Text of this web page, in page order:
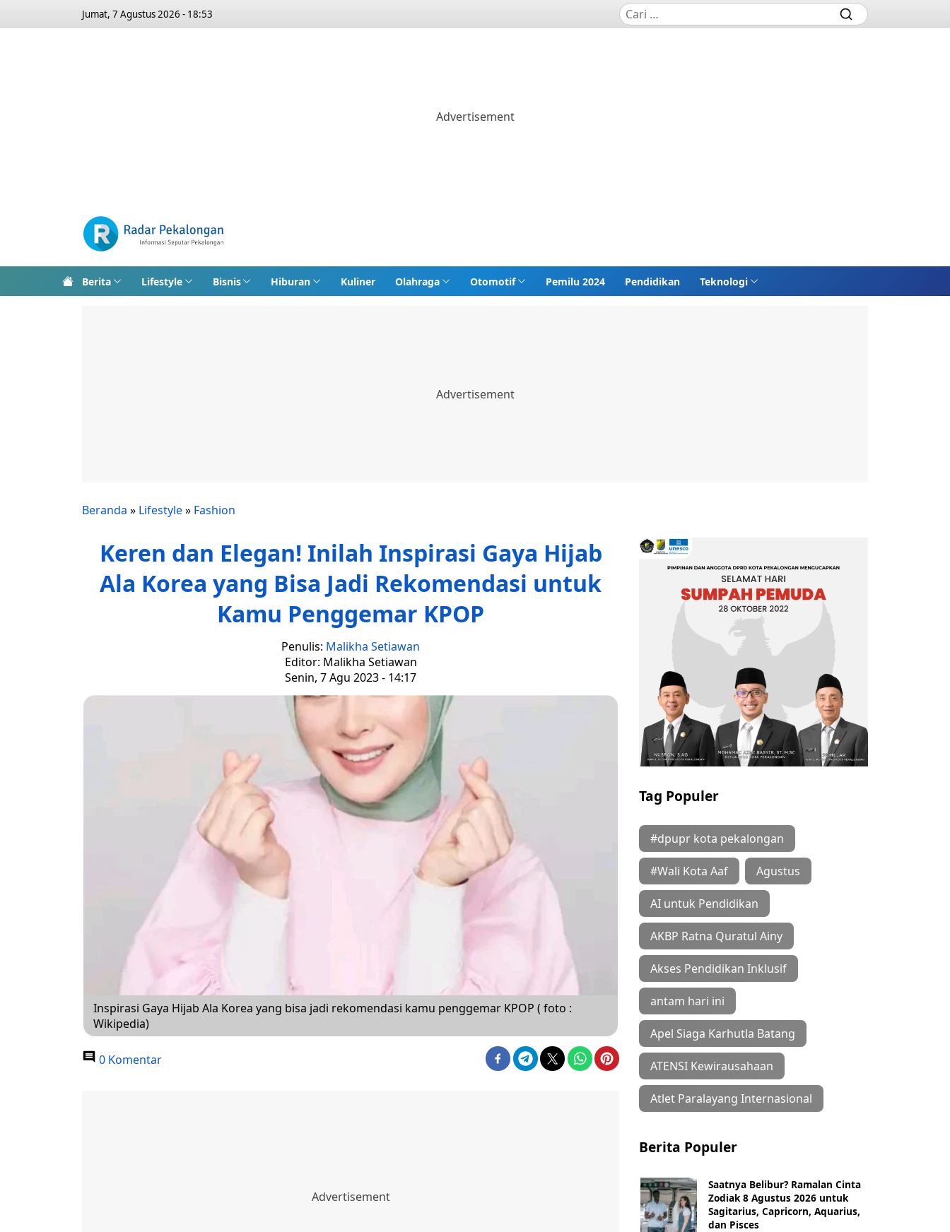
Jumat, 7 Agustus 2026 - 18:53
Berita Lifestyle Bisnis Hiburan Kuliner Olahraga Otomotif Pemilu 2024 Pendidikan Teknologi
Beranda » Lifestyle» Fashion
Keren dan Elegan! Inilah Inspirasi Gaya Hijab
Ala Korea yang Bisa Jadi Rekomendasi untuk
Kamu Penggemar KPOP
Penulis: Malikha Setiawan
Editor: Malikha Setiawan
Senin, 7 Agu 2023 - 14:17
Inspirasi Gaya Hijab Ala Korea yang bisa jadi rekomendasi kamu penggemar KPOP ( foto :
Wikipedia)
0 Komentar
Tag Populer
#dpupr kota pekalongan
#Wali Kota Aaf Agustus
AI untuk Pendidikan
AKBP Ratna Quratul Ainy
Akses Pendidikan Inklusif
antam hari ini
Apel Siaga Karhutla Batang
ATENSI Kewirausahaan
Atlet Paralayang Internasional
Berita Populer
Saatnya Belibur? Ramalan Cinta
Zodiak 8 Agustus 2026 untuk
Sagitarius, Capricorn, Aquarius,
dan Pisces